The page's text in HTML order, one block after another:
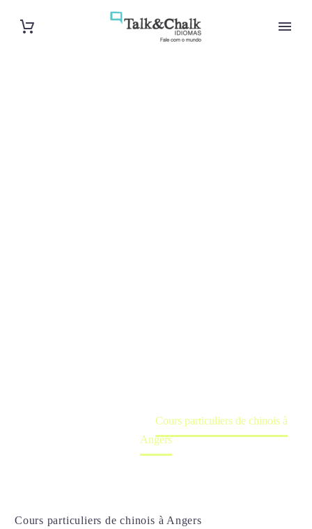
Cours particuliers de chinois à
Angers
Cours particuliers de chinois à Angers